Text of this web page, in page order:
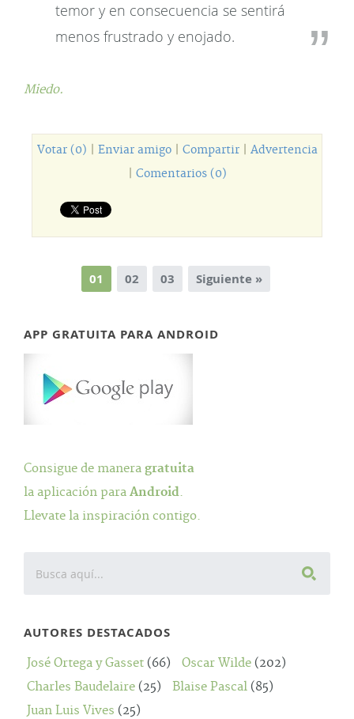
temor y en consecuencia se sentirá
menos frustrado y enojado.
Miedo.
Votar (0) Enviar amigo| Compartir| Advertencia
Comentarios (0)
01 02 03 Siguiente »
APP GRATUITA PARA ANDROID
Consigue de manera gratuita
la aplicación para Android.
Llevate la inspiración contigo.
AUTORES DESTACADOS
José Ortega y Gasset (66) Oscar Wilde (202)
Charles Baudelaire (25) Blaise Pascal (85)
Juan Luis Vives (25)